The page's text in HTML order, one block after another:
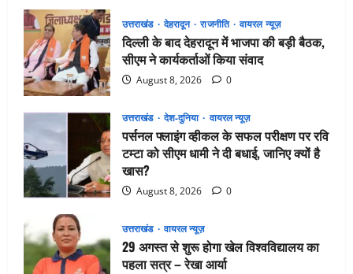
उत्तराखंड देहरादून राजनीति वायरल न्यूज़
दिल्ली के बाद देहरादून में भाजपा की बड़ी बैठक,
सीएम ने कार्यकर्ताओं किया संवाद
August 8, 2026 0
उत्तराखंड देश-दुनिया वायरल न्यूज़
पर्सनल फ्लाइंग व्हीकल के सफल परीक्षण पर रवि
टम्टा को सीएम धामी ने दी बधाई, जानिए क्यों है
खास?
August 8, 2026 0
उत्तराखंड वायरल न्यूज़
29 अगस्त से शुरू होगा खेल विश्वविद्यालय का
पहला सत्र – रेखा आर्या